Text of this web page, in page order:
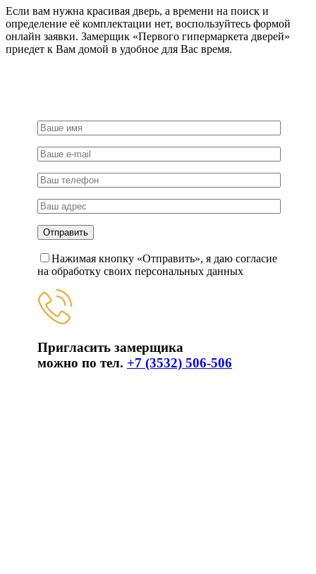
Если вам нужна красивая дверь, а времени на поиск и
определение её комплектации нет, воспользуйтесь формой
онлайн заявки. Замерщик «Первого гипермаркета дверей»
приедет к Вам домой в удобное для Вас время.
Нажимая кнопку «Отправить», я даю согласие
на обработку своих персональных данных
Пригласить замерщика
можно по тел. +7 (3532) 506-506